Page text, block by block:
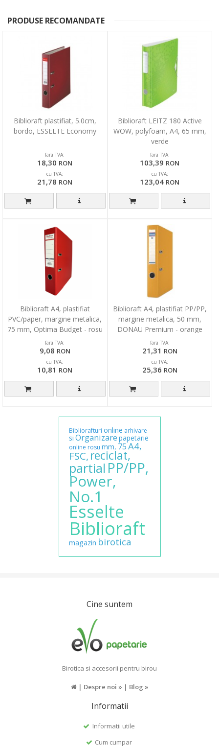
PRODUSE RECOMANDATE
Biblioraft plastifiat, 5.0cm,
bordo, ESSELTE Economy
fara TVA:
18,30 RON
cu TVA:
21,78 RON
Biblioraft LEITZ 180 Active
WOW, polyfoam, A4, 65 mm,
verde
fara TVA:
103,39 RON
cu TVA:
123,04 RON
Biblioraft A4, plastifiat
PVC/paper, margine metalica,
75 mm, Optima Budget - rosu
fara TVA:
9,08 RON
cu TVA:
10,81 RON
Biblioraft A4, plastifiat PP/PP,
margine metalica, 50 mm,
DONAU Premium - orange
fara TVA:
21,31 RON
cu TVA:
25,36 RON
Bibliorafturi online arhivare
si Organizare papetarie
online rosu mm, 75A4,
FSC, reciclat,
partial PP/PP,
Power,
No.1
Esselte
Biblioraft
magazin birotica
Cine suntem
Birotica si accesorii pentru birou
| Despre noi » | Blog »
Informatii
Informatii utile
Cum cumpar